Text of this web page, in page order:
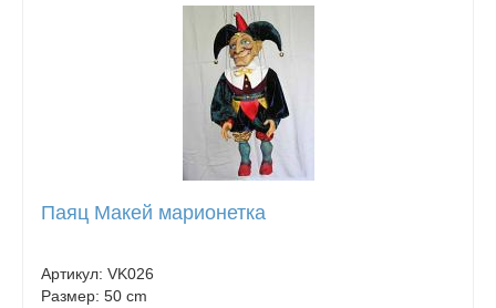
Паяц Макей марионетка
Артикул: VK026
Размер: 50 cm